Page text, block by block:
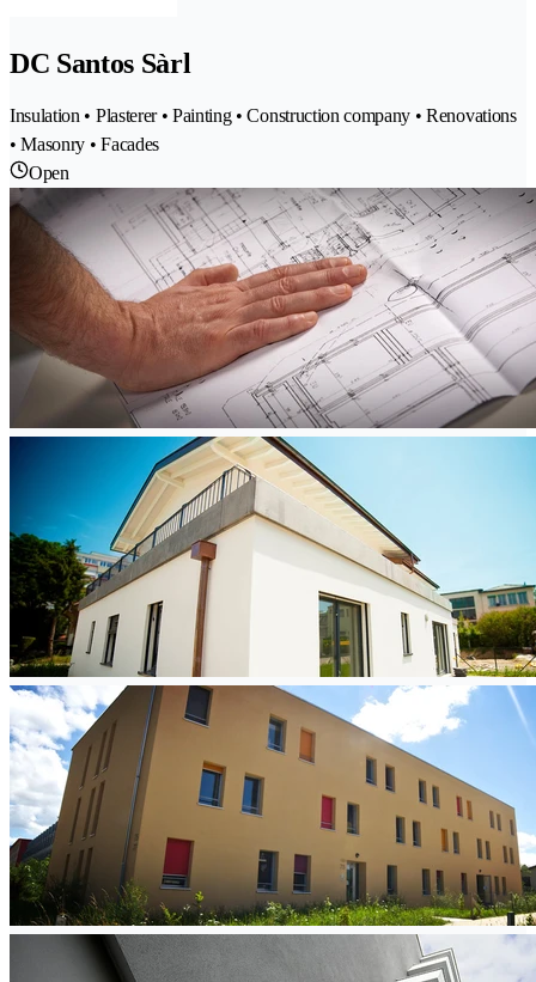
DC Santos Sàrl
Insulation • Plasterer • Painting • Construction company • Renovations
• Masonry • Facades
Open